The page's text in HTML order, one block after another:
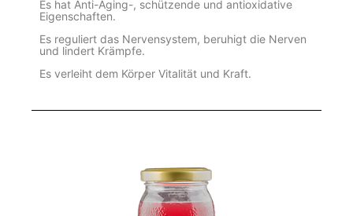
Es hat Anti-Aging-, schützende und antioxidative
Eigenschaften.
Es reguliert das Nervensystem, beruhigt die Nerven
und lindert Krämpfe.
Es verleiht dem Körper Vitalität und Kraft.